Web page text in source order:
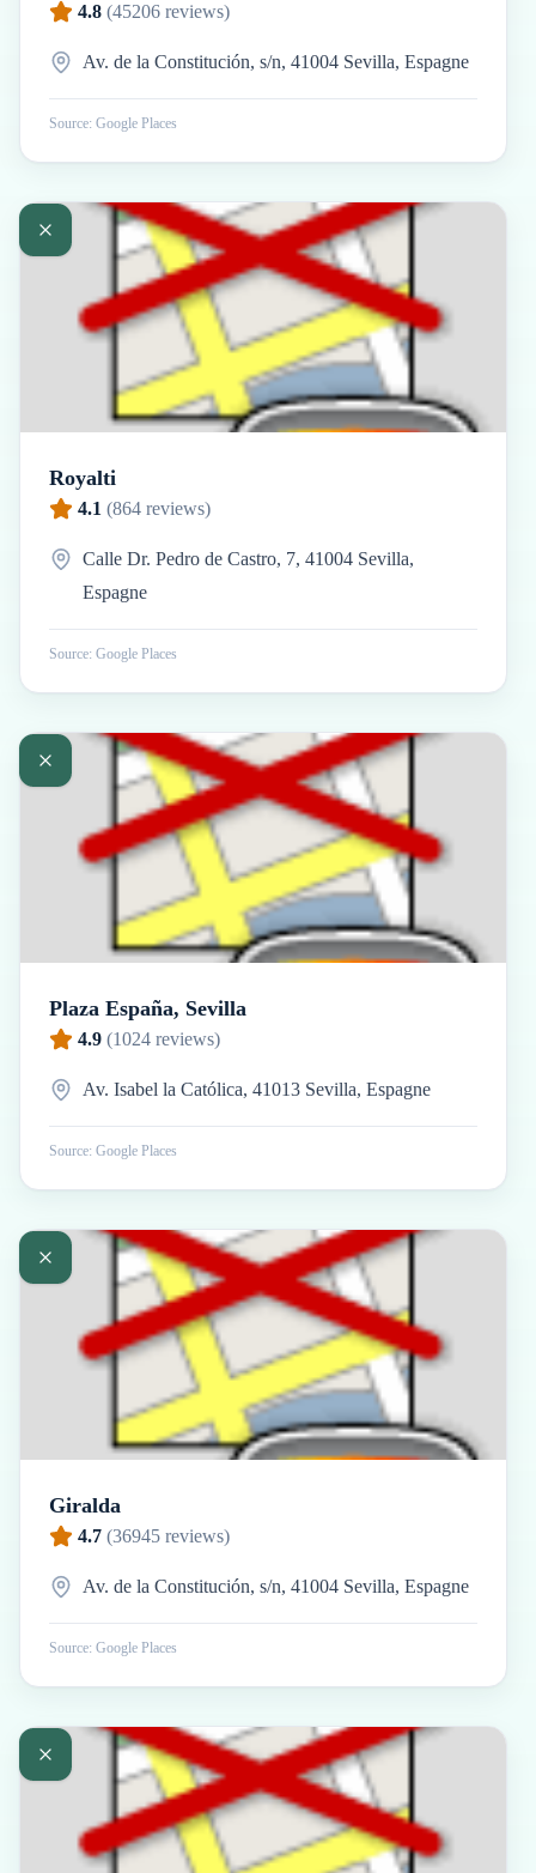
4.8 (45206 reviews)
Av. de la Constitución, s/n, 41004 Sevilla, Espagne
Source: Google Places
Royalti
4.1 (864 reviews)
Calle Dr. Pedro de Castro, 7, 41004 Sevilla,
Espagne
Source: Google Places
Plaza España, Sevilla
4.9 (1024 reviews)
Av. Isabel la Católica, 41013 Sevilla, Espagne
Source: Google Places
Giralda
4.7 (36945 reviews)
Av. de la Constitución, s/n, 41004 Sevilla, Espagne
Source: Google Places